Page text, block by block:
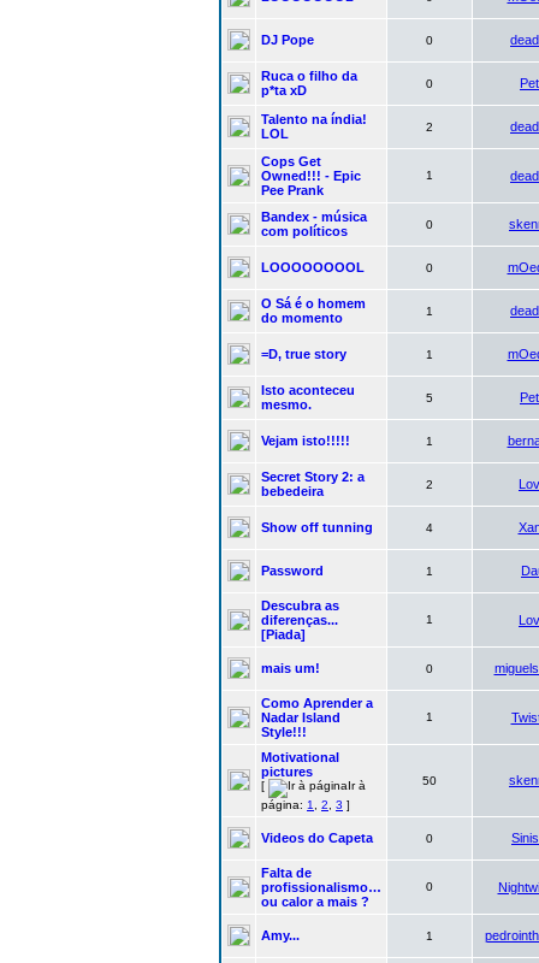
DJ Pope 0
Ruca o filho da
p*ta xD
0
Talento na índia!
LOL
2
Cops Get
Owned!!! - Epic
Pee Prank
1
Bandex - música
com políticos
0
LOOOOOOOOL 0
O Sá é o homem
do momento
1
=D, true story 1
Isto aconteceu
mesmo.
5
Vejam isto!!!!! 1
Secret Story 2: a
bebedeira
2
Show off tunning 4
Password 1
Descubra as
diferenças...
[Piada]
1
mais um! 0
Como Aprender a
Nadar Island
Style!!!
1
Motivational
pictures
[
Ir à
página: 1 2 3 ]
50
Videos do Capeta 0
Falta de
profissionalismo…
ou calor a mais ?
0
Amy... 1